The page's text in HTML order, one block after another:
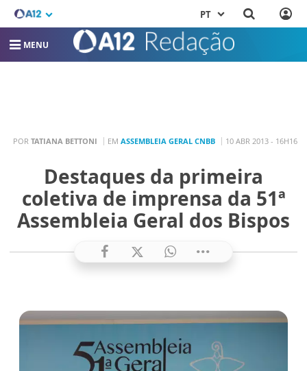
PT
MENU
POR TATIANA BETTONI EM ASSEMBLEIA GERAL CNBB 10 ABR 2013 - 16H16
Destaques da primeira
coletiva de imprensa da 51ª
Assembleia Geral dos Bispos